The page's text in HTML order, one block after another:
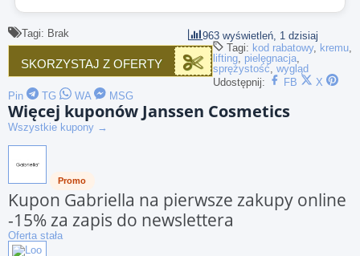
Tagi: Brak 963 wyświetleń, 1 dzisiaj
SKORZYSTAJ Z OFERTY
Tagi: kod rabatowy, kremu,
lifting, pielęgnacja,
sprężystość, wygląd
Udostępnij:
FB
X
Pin
TG WA MSG
Więcej kuponów Janssen Cosmetics
Wszystkie kupony →
Promo
Kupon Gabriella na pierwsze zakupy online
-15% za zapis do newslettera
Oferta stała